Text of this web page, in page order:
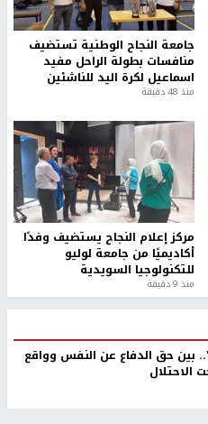
جامعة النجاح الوطنية تستضيف
منافسات بطولة الراحل مفيد
اسماعيل لكرة اليد للناشئين
منذ 48 دقيقة
مركز إعلام النجاح يستضيف وفدًا
أكاديميًا من جامعة لوليو
للتكنولوجيا السويدية
منذ 9 دقيقة
بين حق الدفاع عن النفس وواقع
الاحتلال